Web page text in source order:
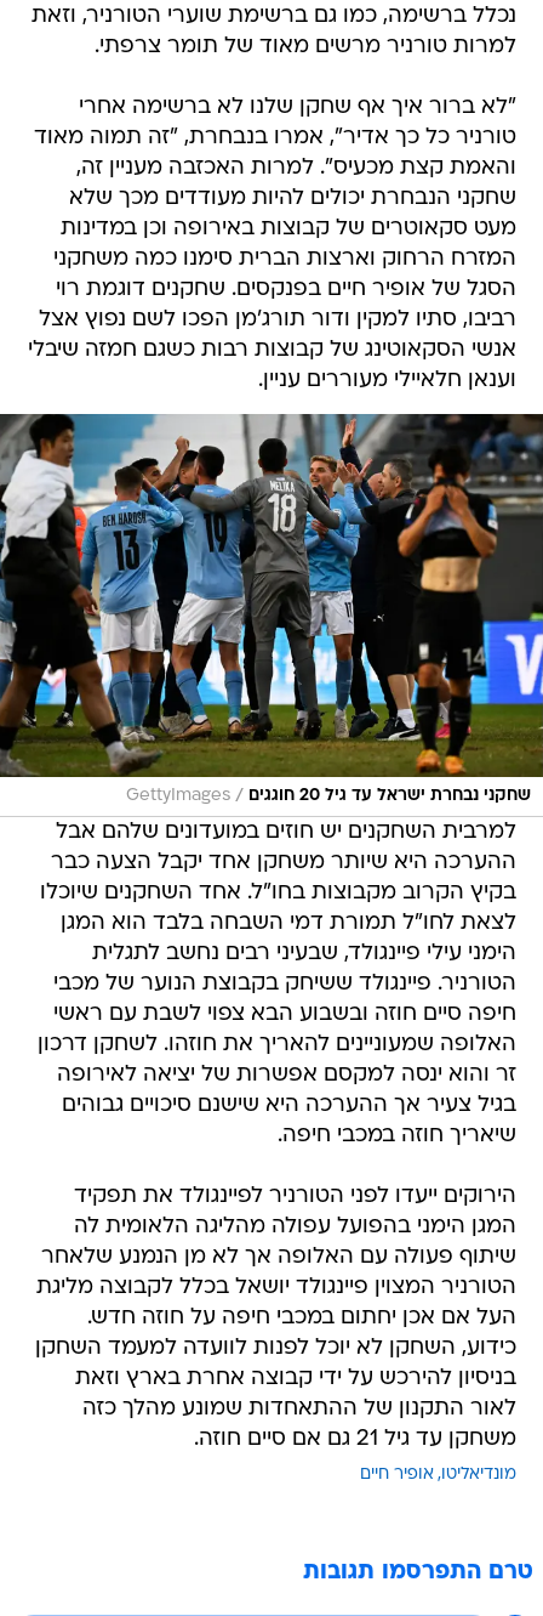
נכלל ברשימה, כמו גם ברשימת שוערי הטורניר, וזאת
למרות טורניר מרשים מאוד של תומר צרפתי.
"לא ברור איך אף שחקן שלנו לא ברשימה אחרי
טורניר כל כך אדיר", אמרו בנבחרת, "זה תמוה מאוד
והאמת קצת מכעיס". למרות האכזבה מעניין זה,
שחקני הנבחרת יכולים להיות מעודדים מכך שלא
מעט סקאוטרים של קבוצות באירופה וכן במדינות
המזרח הרחוק וארצות הברית סימנו כמה משחקני
הסגל של אופיר חיים בפנקסים. שחקנים דוגמת רוי
רביבו, סתיו למקין ודור תורג'מן הפכו לשם נפוץ אצל
אנשי הסקאוטינג של קבוצות רבות כשגם חמזה שיבלי
וענאן חלאיילי מעוררים עניין.
שחקני נבחרת ישראל עד גיל 20 חוגגים /
GettyImages
למרבית השחקנים יש חוזים במועדונים שלהם אבל
ההערכה היא שיותר משחקן אחד יקבל הצעה כבר
בקיץ הקרוב מקבוצות בחו"ל. אחד השחקנים שיוכלו
לצאת לחו"ל תמורת דמי השבחה בלבד הוא המגן
הימני עילי פיינגולד, שבעיני רבים נחשב לתגלית
הטורניר. פיינגולד ששיחק בקבוצת הנוער של מכבי
חיפה סיים חוזה ובשבוע הבא צפוי לשבת עם ראשי
האלופה שמעוניינים להאריך את חוזהו. לשחקן דרכון
זר והוא ינסה למקסם אפשרות של יציאה לאירופה
בגיל צעיר אך ההערכה היא שישנם סיכויים גבוהים
שיאריך חוזה במכבי חיפה.
הירוקים ייעדו לפני הטורניר לפיינגולד את תפקיד
המגן הימני בהפועל עפולה מהליגה הלאומית לה
שיתוף פעולה עם האלופה אך לא מן הנמנע שלאחר
הטורניר המצוין פיינגולד יושאל בכלל לקבוצה מליגת
העל אם אכן יחתום במכבי חיפה על חוזה חדש.
כידוע, השחקן לא יוכל לפנות לוועדה למעמד השחקן
בניסיון להירכש על ידי קבוצה אחרת בארץ וזאת
לאור התקנון של ההתאחדות שמונע מהלך כזה
משחקן עד גיל 21 גם אם סיים חוזה.
מונדיאליטו אופיר חיים
טרם התפרסמו תגובות